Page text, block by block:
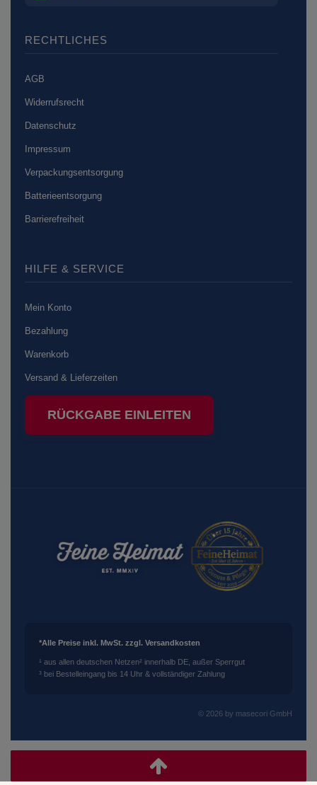
RECHTLICHES
AGB
Widerrufsrecht
Datenschutz
Impressum
Verpackungsentsorgung
Batterieentsorgung
Barrierefreiheit
HILFE & SERVICE
Mein Konto
Bezahlung
Warenkorb
Versand & Lieferzeiten
RÜCKGABE EINLEITEN
*Alle Preise inkl. MwSt. zzgl. Versandkosten
¹ aus allen deutschen Netzen² innerhalb DE, außer Sperrgut
³ bei Bestelleingang bis 14 Uhr & vollständiger Zahlung
© 2026 by masecori GmbH